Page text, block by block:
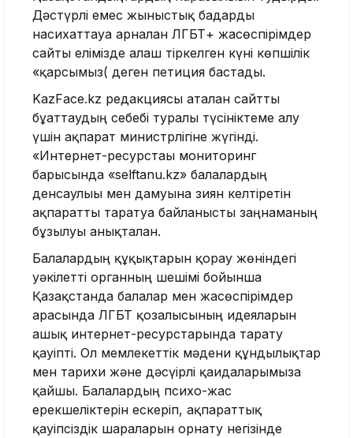
Дәстүрлі емес жыныстық бағдарды
насихаттауға арналған ЛГБТ+ жасөспірімдер
сайты елімізде алғаш тіркелген күні көпшілік
«қарсымыз( деген петиция бастады.
KazFace.kz редакциясы аталған сайтты
бұғаттаудың себебі туралы түсініктеме алу
үшін ақпарат министрлігіне жүгінді.
«Интернет-ресурстағы мониторинг
барысында «selftanu.kz» балалардың
денсаулығы мен дамуына зиян келтіретін
ақпаратты таратуға байланысты заңнаманың
бұзылуы анықталған.
Балалардың құқықтарын қорғау жөніндегі
уәкілетті органның шешімі бойынша
Қазақстанда балалар мен жасөспірімдер
арасында ЛГБТ қозғалысының идеяларын
ашық интернет-ресурстарында тарату
қауіпті. Ол мемлекеттік мәдени құндылықтар
мен тарихи және дәсүірлі қағидаларымызға
қайшы. Балалардың психо-жас
ерекшеліктерін ескеріп, ақпараттық
қауіпсіздік шараларын орнату негізінде